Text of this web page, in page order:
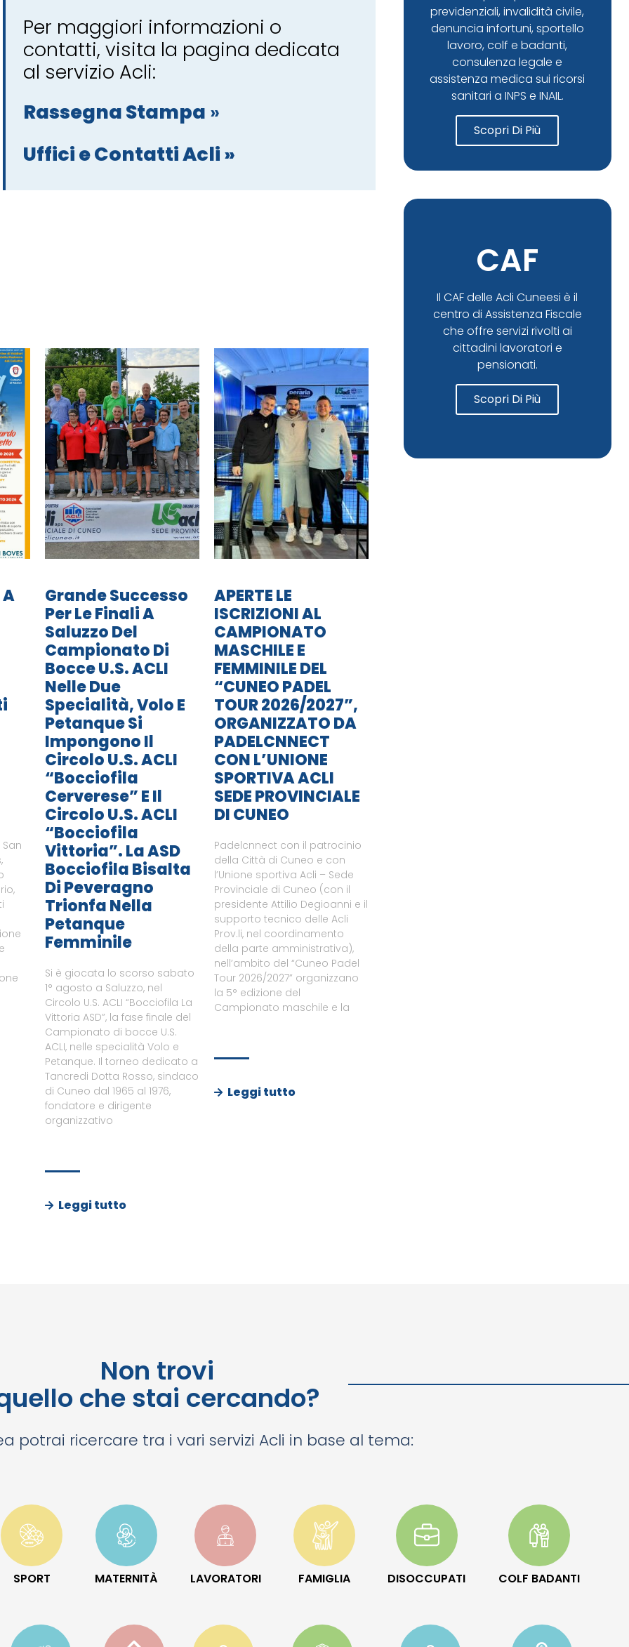
Per maggiori informazioni o
contatti, visita la pagina dedicata
al servizio Acli:
Rassegna Stampa »
Uffici e Contatti Acli »
Grande Successo
Per Le Finali A
Saluzzo Del
Campionato Di
Bocce U.S. ACLI
Nelle Due
Specialità, Volo E
Petanque Si
Impongono Il
Circolo U.S. ACLI
“Bocciofila
Cerverese” E Il
Circolo U.S. ACLI
“Bocciofila
Vittoria”. La ASD
Bocciofila Bisalta
Di Peveragno
Trionfa Nella
Petanque
Femminile
Si è giocata lo scorso sabato
1° agosto a Saluzzo, nel
Circolo U.S. ACLI “Bocciofila La
Vittoria ASD”, la fase finale del
Campionato di bocce U.S.
ACLI, nelle specialità Volo e
Petanque. Il torneo dedicato a
Tancredi Dotta Rosso, sindaco
di Cuneo dal 1965 al 1976,
fondatore e dirigente
organizzativo
Leggi tutto
APERTE LE
ISCRIZIONI AL
CAMPIONATO
MASCHILE E
FEMMINILE DEL
“CUNEO PADEL
TOUR 2026/2027”,
ORGANIZZATO DA
PADELCNNECT
CON L’UNIONE
SPORTIVA ACLI
SEDE PROVINCIALE
DI CUNEO
Padelcnnect con il patrocinio
della Città di Cuneo e con
l’Unione sportiva Acli – Sede
Provinciale di Cuneo (con il
presidente Attilio Degioanni e il
supporto tecnico delle Acli
Prov.li, nel coordinamento
della parte amministrativa),
nell’ambito del “Cuneo Padel
Tour 2026/2027” organizzano
la 5° edizione del
Campionato maschile e la
Leggi tutto
previdenziali, invalidità civile,
denuncia infortuni, sportello
lavoro, colf e badanti,
consulenza legale e
assistenza medica sui ricorsi
sanitari a INPS e INAIL.
Scopri Di Più
CAF
Il CAF delle Acli Cuneesi è il
centro di Assistenza Fiscale
che offre servizi rivolti ai
cittadini lavoratori e
pensionati.
Scopri Di Più
Non trovi
che stai cercando?
potrai ricercare tra i vari servizi Acli in base al tema:
SPORT MATERNITÀ LAVORATORI FAMIGLIA DISOCCUPATI COLF BADANTI